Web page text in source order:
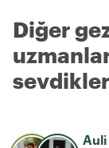
Diğer
Auli